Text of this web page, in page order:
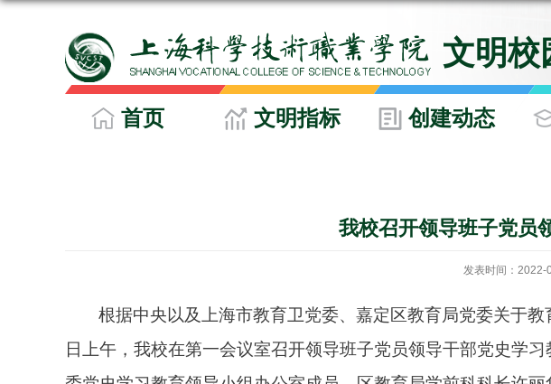
文明校
首页 文明指标 创建动态
我校召开领导班子党员
发表时间：2022-
根据中央以及上海市教育卫党委、嘉定区教育局党委关于
日上午，我校在第一会议室召开领导班子党员领导干部党史学